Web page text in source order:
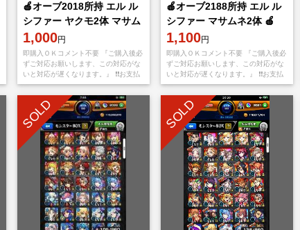
🍎オーブ2018所持 エル ル
シファー ヤクモ2体 マサム
ネ2体🍎
1,000円
即購入ＯＫコメント不要 『ご購入後必
ずご対応お願いします、この対応がな
いと対応が遅くなります。』 ❗️❗️お支払
い後、アプリをappStoreもしくは
Googleplayから【捨てメアド
🍎オーブ2188所持 エル ル
シファー マサムネ2体 🍎
1,100円
即購入ＯＫコメント不要 『ご購入後必
ずご対応お願いします、この対応がな
いと対応が遅くなります。』 ❗️❗️お支払
い後、アプリをappStoreもしくは
Googleplayから【捨てメアド
SOLD SOLD